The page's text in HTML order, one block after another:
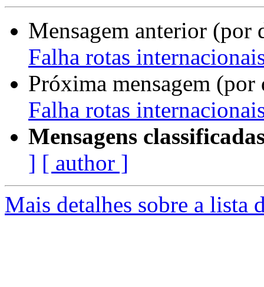
Mensagem anterior (por
Falha rotas
Próxima mensagem
Falha rotas
Mensagens
] [ author ]
Mais detalhes sobre a lista